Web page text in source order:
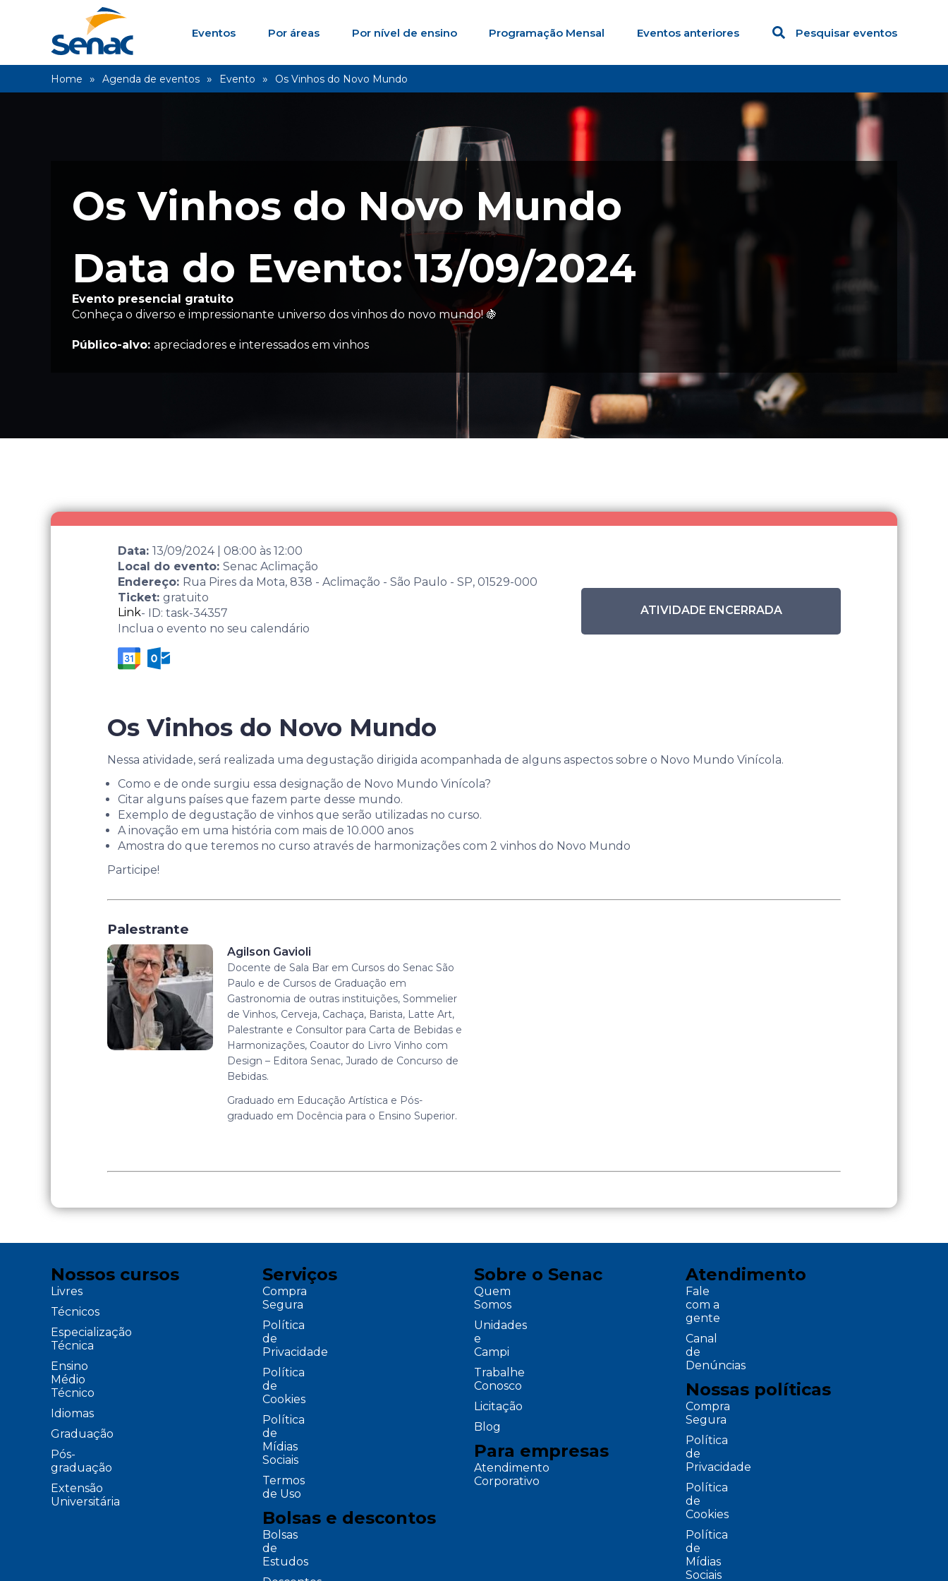
Eventos Por áreas Por nível de ensino Programação Mensal Eventos anteriores Pesquisar eventos
Home Agenda de eventos Evento Os Vinhos do Novo Mundo
Os Vinhos do Novo Mundo
Data do Evento: 13/09/2024
Evento presencial gratuito
Conheça o diverso e impressionante universo dos vinhos do novo mundo! 🍇
Público-alvo: apreciadores e interessados em vinhos
Data: 13/09/2024| 08:00 às 12:00
Local do evento: Senac Aclimação
Endereço: Rua Pires da Mota, 838 - Aclimação - São Paulo - SP, 01529-000
Ticket: gratuito
Link- ID: task-34357
Inclua o evento no seu calendário
ATIVIDADE ENCERRADA
Os Vinhos do Novo Mundo
Nessa atividade, será realizada uma degustação dirigida acompanhada de alguns aspectos sobre o Novo Mundo Vinícola.
Como e de onde surgiu essa designação de Novo Mundo Vinícola?
Citar alguns países que fazem parte desse mundo.
Exemplo de degustação de vinhos que serão utilizadas no curso.
A inovação em uma história com mais de 10.000 anos
Amostra do que teremos no curso através de harmonizações com 2 vinhos do Novo Mundo
Participe!
Palestrante
Agilson Gavioli
Docente de Sala Bar em Cursos do Senac São
Paulo e de Cursos de Graduação em
Gastronomia de outras instituições, Sommelier
de Vinhos, Cerveja, Cachaça, Barista, Latte Art,
Palestrante e Consultor para Carta de Bebidas e
Harmonizações, Coautor do Livro Vinho com
Design – Editora Senac, Jurado de Concurso de
Bebidas.
Graduado em Educação Artística e Pós-
graduado em Docência para o Ensino Superior.
Nossos cursos
Livres
Técnicos
Especialização
Técnica
Ensino
Médio
Técnico
Idiomas
Graduação
Pós-
graduação
Extensão
Universitária
Serviços
Compra
Segura
Política
de
Privacidade
Política
de
Cookies
Política
de
Mídias
Sociais
Termos
de Uso
Bolsas e descontos
Bolsas
de
Estudos
Sobre o Senac
Quem
Somos
Unidades
e
Campi
Trabalhe
Conosco
Licitação
Blog
Para empresas
Atendimento
Corporativo
Atendimento
Fale
com a
gente
Canal
de
Denúncias
Nossas políticas
Compra
Segura
Política
de
Privacidade
Política
de
Cookies
Política
de
Mídias
Sociais